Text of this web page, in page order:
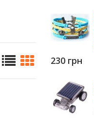
230 грн